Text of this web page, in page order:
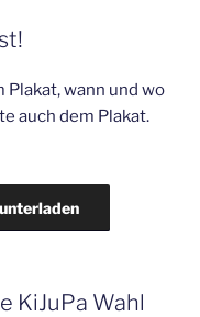
wann und wo
auch dem Plakat.
KiJuPa Wahl